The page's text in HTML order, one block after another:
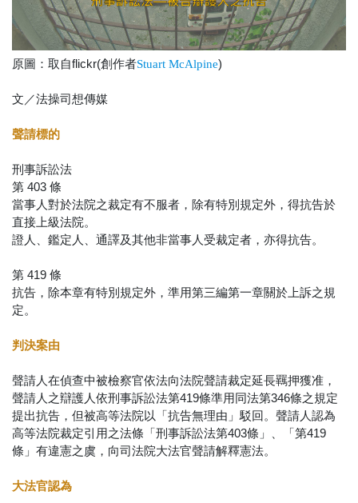
原圖：取自flickr(創作者Stuart McAlpine)
文／法操司想傳媒
聲請標的
刑事訴訟法
第 403 條
當事人對於法院之裁定有不服者，除有特別規定外，得抗告於
直接上級法院。
證人、鑑定人、通譯及其他非當事人受裁定者，亦得抗告。
第 419 條
抗告，除本章有特別規定外，準用第三編第一章關於上訴之規
定。
判決案由
聲請人在偵查中被檢察官依法向法院聲請裁定延長羈押獲准，
聲請人之辯護人依刑事訴訟法第419條準用同法第346條之規定
提出抗告，但被高等法院以「抗告無理由」駁回。聲請人認為
高等法院裁定引用之法條「刑事訴訟法第403條」、「第419
條」有違憲之虞，向司法院大法官聲請解釋憲法。
大法官認為